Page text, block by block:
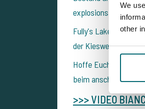
We
other
explosionsartig
Fully's Lake ist ein
der Kiesweg rundum
Hoffe Euch gefällt
beim anschauen.
>>> VIDEO